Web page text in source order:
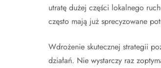
utratę dużej części lokalnego
często mają już sprecyzowane
Wdrożenie skutecznej strategii
działań. Nie wystarczy raz